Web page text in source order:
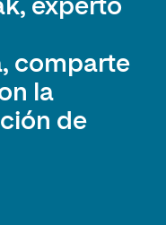
experto
comparte
la
de